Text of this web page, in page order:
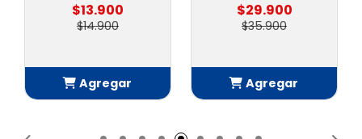
$13.900
$14.900
Agregar
$29.900
$35.900
Agregar